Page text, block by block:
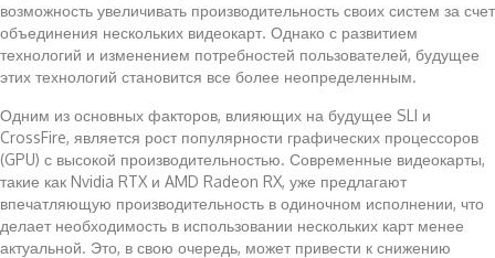
возможность увеличивать производительность своих систем за счет
объединения нескольких видеокарт. Однако с развитием
технологий и изменением потребностей пользователей, будущее
этих технологий становится все более неопределенным.
Одним из основных факторов, влияющих на будущее SLI и
CrossFire, является рост популярности графических процессоров
(GPU) с высокой производительностью. Современные видеокарты,
такие как Nvidia RTX и AMD Radeon RX, уже предлагают
впечатляющую производительность в одиночном исполнении, что
делает необходимость в использовании нескольких карт менее
актуальной. Это, в свою очередь, может привести к снижению